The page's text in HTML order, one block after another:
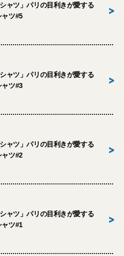
シャツ」パリの目利きが愛する
ャツ#5
>
シャツ」パリの目利きが愛する
ャツ#3
>
シャツ」パリの目利きが愛する
ャツ#2
>
シャツ」パリの目利きが愛する
ャツ#1
>